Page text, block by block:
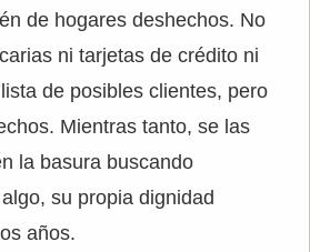
de hogares deshechos. No
ni tarjetas de crédito ni
de posibles clientes, pero
Mientras tanto, se las
la basura buscando
su propia dignidad
años.